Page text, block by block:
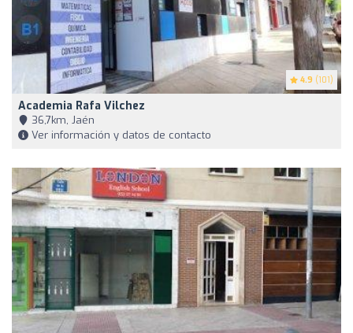
4.9 (101)
Academia Rafa Vilchez
36,7km, Jaén
Ver información y datos de contacto